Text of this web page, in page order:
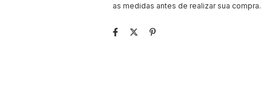
as medidas antes de realizar sua compra.